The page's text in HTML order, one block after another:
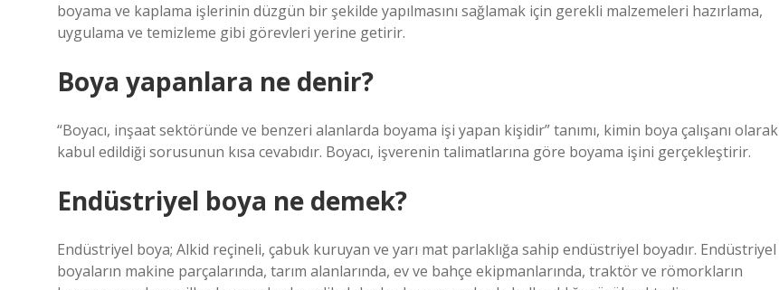
boyama ve kaplama işlerinin düzgün bir şekilde yapılmasını sağlamak için gerekli malzemeleri hazırlama,
uygulama ve temizleme gibi görevleri yerine getirir.
Boya yapanlara ne denir?
“Boyacı, inşaat sektöründe ve benzeri alanlarda boyama işi yapan kişidir” tanımı, kimin boya çalışanı olarak
kabul edildiği sorusunun kısa cevabıdır. Boyacı, işverenin talimatlarına göre boyama işini gerçekleştirir.
Endüstriyel boya ne demek?
Endüstriyel boya; Alkid reçineli, çabuk kuruyan ve yarı mat parlaklığa sahip endüstriyel boyadır. Endüstriyel
boyaların makine parçalarında, tarım alanlarında, ev ve bahçe ekipmanlarında, traktör ve römorkların